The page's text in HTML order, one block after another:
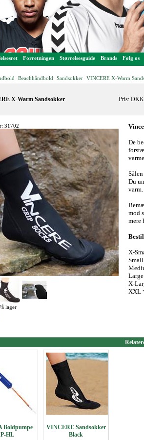
Forretningen Størrelsesguide Brands Følg os
Beachhåndbold Sandsokker VINCERE X-Warm
X-Warm Sandsokker Pris:
31702
De
Du
varm.
mod
mere
X-
X-
XXL
lager
Boldpumpe
HL
VINCERE Sandsokker
Black